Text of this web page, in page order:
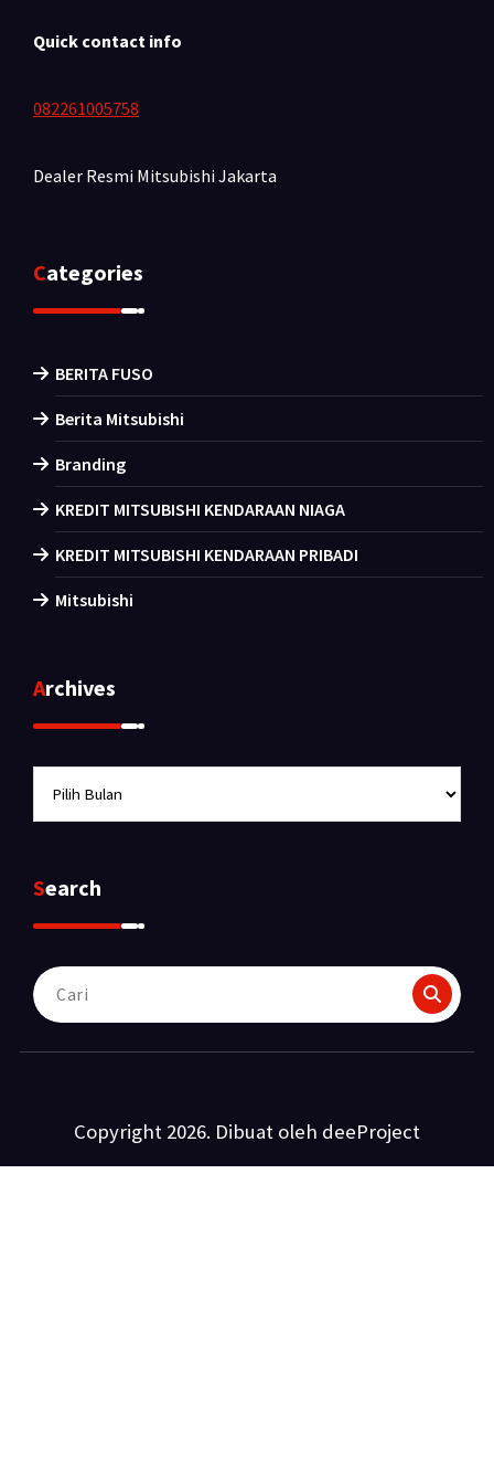
Quick contact info
082261005758
Dealer Resmi Mitsubishi Jakarta
Categories
BERITA FUSO
Berita Mitsubishi
Branding
KREDIT MITSUBISHI KENDARAAN NIAGA
KREDIT MITSUBISHI KENDARAAN PRIBADI
Mitsubishi
Archives
Search
Pencarian
untuk:
Copyright 2026. Dibuat oleh deeProject